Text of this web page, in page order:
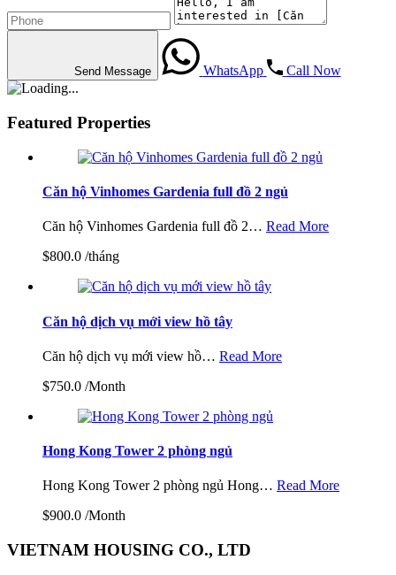
Send Message WhatsApp Call Now
Featured Properties
Căn hộ Vinhomes Gardenia full đồ 2 ngủ
Căn hộ Vinhomes Gardenia full đồ 2… Read More
$800.0 /tháng
Căn hộ dịch vụ mới view hồ tây
Căn hộ dịch vụ mới view hồ… Read More
$750.0 /Month
Hong Kong Tower 2 phòng ngủ
Hong Kong Tower 2 phòng ngủ Hong… Read More
$900.0 /Month
VIETNAM HOUSING CO., LTD